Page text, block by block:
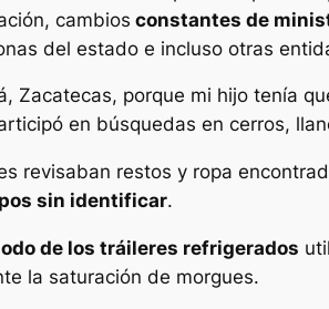
cambios constantes de
del estado e incluso otras
Zacatecas, porque mi hijo tenía
en búsquedas en cerros,
revisaban restos y ropa
sin identificar.
de los tráileres refrigerados
la saturación de morgues.